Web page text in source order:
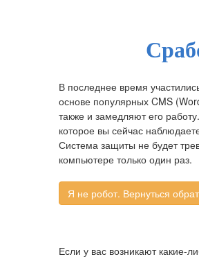
В последнее время
основе популярных CMS
также и замедляют его
которое вы сейчас
Система защиты не будет
компьютере только один раз.
Если у вас возникают какие-